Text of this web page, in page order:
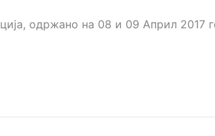
одржано на 08 и 09 Април 2017